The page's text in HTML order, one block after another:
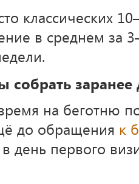
классических
в среднем за
собрать заранее
на беготню
до обращения к
день первого